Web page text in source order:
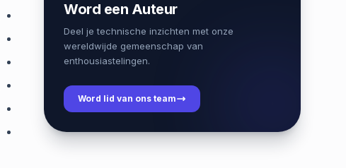
Word een Auteur
Deel je technische inzichten met onze
wereldwijde gemeenschap van
enthousiastelingen.
Word lid van ons team